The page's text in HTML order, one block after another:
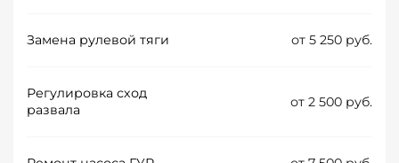
Замена рулевой тяги от 5 250 руб.
Регулировка сход
развала
от 2 500 руб.